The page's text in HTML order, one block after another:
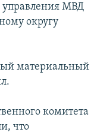
управления МВД
округу
материальный
комитета
что